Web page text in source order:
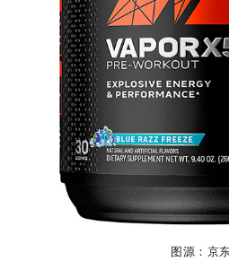
图源：京